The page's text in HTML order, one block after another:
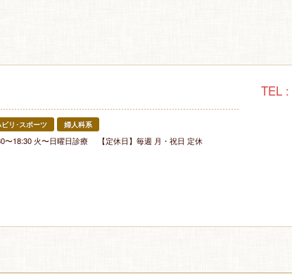
ビリ･スポーツ 婦人科系
〜18:30 火〜日曜日診療 【定休日】毎週 月・祝日 定休
TEL :